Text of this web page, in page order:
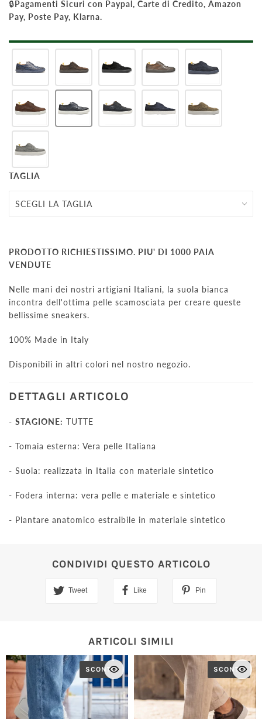
🔒Pagamenti Sicuri con Paypal, Carte di Credito, Amazon
Pay, Poste Pay, Klarna.
TAGLIA
PRODOTTO RICHIESTISSIMO. PIU' DI 1000 PAIA
VENDUTE
Nelle mani dei nostri artigiani Italiani, la suola bianca
incontra dell'ottima pelle scamosciata per creare queste
bellissime sneakers.
100% Made in Italy
Disponibili in altri colori nel nostro negozio.
DETTAGLI ARTICOLO
- STAGIONE: TUTTE
- Tomaia esterna: Vera pelle Italiana
- Suola: realizzata in Italia con materiale sintetico
- Fodera interna: vera pelle e materiale e sintetico
- Plantare anatomico estraibile in materiale sintetico
CONDIVIDI QUESTO ARTICOLO
Tweet Like Pin
ARTICOLI SIMILI
SCONTO SCONTO